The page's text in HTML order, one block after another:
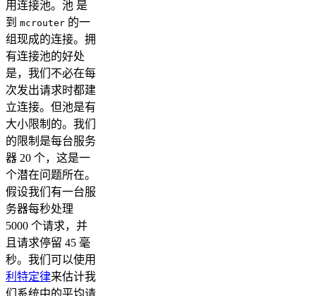
用连接池。池 是
到 mcrouter 的一
组现成的连接。拥
有连接池的好处
是，我们不必在每
次发出请求时都建
立连接。但池是有
大小限制的。我们
的限制是每台服务
器 20 个，这是一
个潜在问题所在。
假设我们有一台服
务器每秒处理
5000 个请求，并
且请求停留 45 毫
秒。我们可以使用
利特定律来估计我
们系统中的平均请